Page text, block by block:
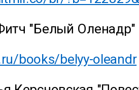
"Белый Оленадр"
books/belyy-oleandr